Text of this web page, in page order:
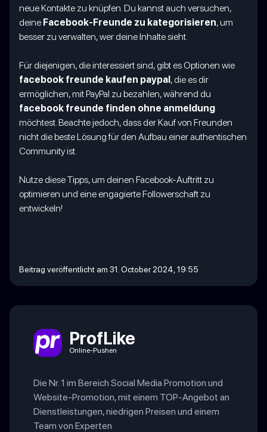
neue Kontakte zu knüpfen. Du kannst auch versuchen,
deine Facebook-Freunde zu kategorisieren, um
besser zu verwalten, wer deine Inhalte sieht.
Für diejenigen, die interessiert sind, gibt es Optionen wie
facebook freunde kaufen paypal, die es dir
ermöglichen, mit PayPal zu bezahlen, während du
facebook freunde finden ohne anmeldung
möchtest. Beachte jedoch, dass der Kauf von Freunden
nicht die beste Lösung für den Aufbau einer authentischen
Community ist.
Nutze diese Tipps, um deinen Facebook-Auftritt zu
optimieren und eine engagierte Followerschaft zu
entwickeln!
Beitrag veröffentlicht am 31. October 2024, 19:55
ProfLike
Online-Pushen
Die Nr. 1 im Bereich Social Media Promotion und
Website-Promotion, mit einem TOP-Angebot an
Dienstleistungen, niedrigen Preisen und einem
Team von Experten